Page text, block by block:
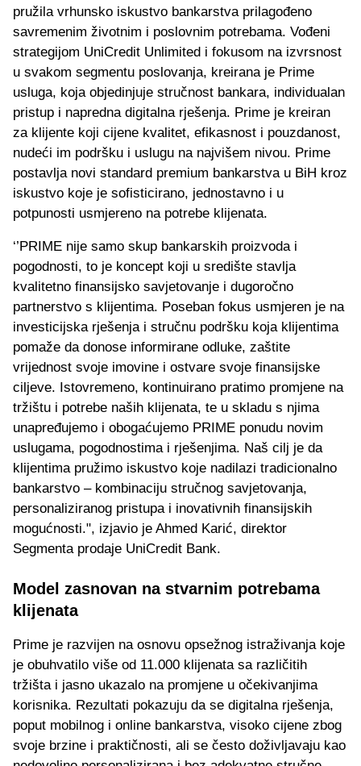
pružila vrhunsko iskustvo bankarstva prilagođeno
savremenim životnim i poslovnim potrebama. Vođeni
strategijom UniCredit Unlimited i fokusom na izvrsnost
u svakom segmentu poslovanja, kreirana je Prime
usluga, koja objedinjuje stručnost bankara, individualan
pristup i napredna digitalna rješenja. Prime je kreiran
za klijente koji cijene kvalitet, efikasnost i pouzdanost,
nudeći im podršku i uslugu na najvišem nivou. Prime
postavlja novi standard premium bankarstva u BiH kroz
iskustvo koje je sofisticirano, jednostavno i u
potpunosti usmjereno na potrebe klijenata.
‘’PRIME nije samo skup bankarskih proizvoda i
pogodnosti, to je koncept koji u središte stavlja
kvalitetno finansijsko savjetovanje i dugoročno
partnerstvo s klijentima. Poseban fokus usmjeren je na
investicijska rješenja i stručnu podršku koja klijentima
pomaže da donose informirane odluke, zaštite
vrijednost svoje imovine i ostvare svoje finansijske
ciljeve. Istovremeno, kontinuirano pratimo promjene na
tržištu i potrebe naših klijenata, te u skladu s njima
unapređujemo i obogaćujemo PRIME ponudu novim
uslugama, pogodnostima i rješenjima. Naš cilj je da
klijentima pružimo iskustvo koje nadilazi tradicionalno
bankarstvo – kombinaciju stručnog savjetovanja,
personaliziranog pristupa i inovativnih finansijskih
mogućnosti.", izjavio je Ahmed Karić, direktor
Segmenta prodaje UniCredit Bank.
Model zasnovan na stvarnim potrebama
klijenata
Prime je razvijen na osnovu opsežnog istraživanja koje
je obuhvatilo više od 11.000 klijenata sa različitih
tržišta i jasno ukazalo na promjene u očekivanjima
korisnika. Rezultati pokazuju da se digitalna rješenja,
poput mobilnog i online bankarstva, visoko cijene zbog
svoje brzine i praktičnosti, ali se često doživljavaju kao